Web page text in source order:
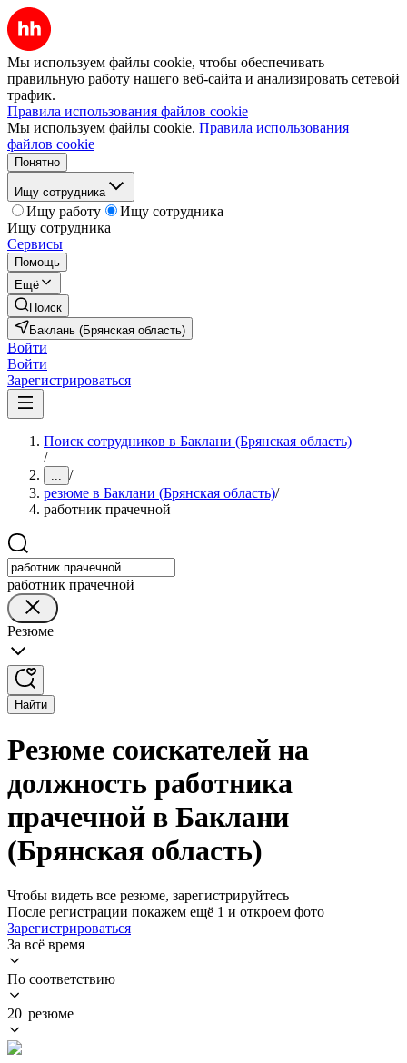
Мы используем файлы cookie, чтобы обеспечивать
правильную работу нашего веб-сайта и анализировать сетевой
трафик.
Правила использования файлов cookie
Мы используем файлы cookie. Правила использования
файлов cookie
Понятно
Ищу сотрудника
Ищу работу
Ищу сотрудника
Ищу сотрудника
Сервисы
Помощь
Ещё
Поиск
Баклань (Брянская область)
Войти
Войти
Зарегистрироваться
Поиск сотрудников в Баклани (Брянская область)
/
... /
резюме в Баклани (Брянская область)/
работник прачечной
работник прачечной
Резюме
Найти
Резюме соискателей на
должность работника
прачечной в Баклани
(Брянская область)
Чтобы видеть все резюме, зарегистрируйтесь
После регистрации покажем ещё 1 и откроем фото
Зарегистрироваться
За всё время
По соответствию
20 резюме